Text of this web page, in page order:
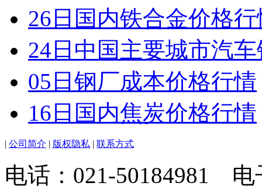
26日国内铁合金价格行
24日中国主要城市汽
05日钢厂成本价格行情
16日国内焦炭价格行情
| 公司简介 | 版权隐私 | 联系方式
电话：021-50184981 电